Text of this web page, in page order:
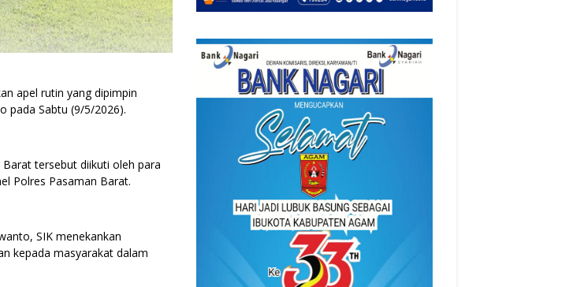
apel rutin yang dipimpin
pada Sabtu (9/5/2026).
tersebut diikuti oleh para
Polres Pasaman Barat.
SIK menekankan
kepada masyarakat dalam